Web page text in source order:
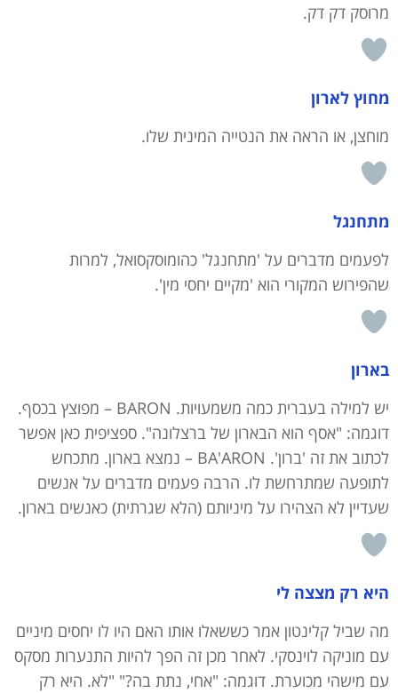
מרוסק דק דק.
מחוץ לארון
מוחצן, או הראה את הנטייה המינית שלו.
מתחנגל
לפעמים מדברים על 'מתחנגל' כהומוסקסואל, למרות
שהפירוש המקורי הוא 'מקיים יחסי מין'.
בארון
יש למילה בעברית כמה משמעויות. BARON – מפוצץ בכסף.
דוגמה: "אסף הוא הבארון של ברצלונה". ספציפית כאן אפשר
לכתוב את זה 'ברון'. BA'ARON – נמצא בארון. מתכחש
לתופעה שמתרחשת לו. הרבה פעמים מדברים על אנשים
שעדיין לא הצהירו על מיניותם (הלא שגרתית) כאנשים בארון.
היא רק מצצה לי
מה שביל קלינטון אמר כששאלו אותו האם היו לו יחסים מיניים
עם מוניקה לוינסקי. לאחר מכן זה הפך להיות התנערות מסקס
עם מישהי מכוערת. דוגמה: "אחי, נתת בה?" "לא. היא רק